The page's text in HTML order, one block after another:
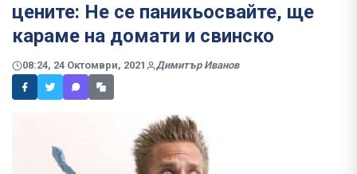
цените: Не се паникьосвайте, ще
караме на домати и свинско
08:24, 24 Октомври, 2021 Димитър Иванов